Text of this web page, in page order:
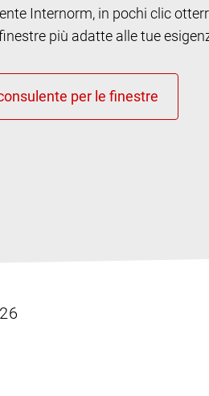
Internorm, in pochi clic
più adatte alle tue